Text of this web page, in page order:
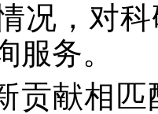
况，对
服务。
贡献相